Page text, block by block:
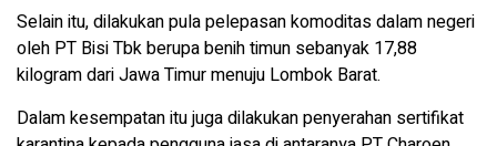
Selain itu, dilakukan pula pelepasan komoditas dalam negeri
oleh PT Bisi Tbk berupa benih timun sebanyak 17,88
kilogram dari Jawa Timur menuju Lombok Barat.
Dalam kesempatan itu juga dilakukan penyerahan sertifikat